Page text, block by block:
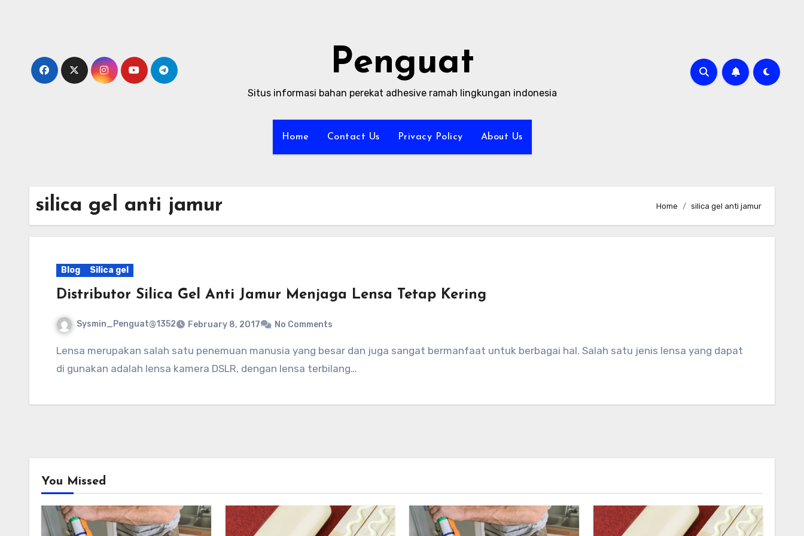
Penguat
Situs informasi bahan perekat adhesive ramah lingkungan indonesia
Home Contact Us Privacy Policy About Us
silica gel anti jamur Home silica gel anti jamur
Blog Silica gel
Distributor Silica Gel Anti Jamur Menjaga Lensa Tetap Kering
Sysmin_Penguat@1352 February 8, 2017 No Comments
Lensa merupakan salah satu penemuan manusia yang besar dan juga sangat bermanfaat untuk berbagai hal. Salah satu jenis lensa yang dapat
di gunakan adalah lensa kamera DSLR, dengan lensa terbilang…
You Missed